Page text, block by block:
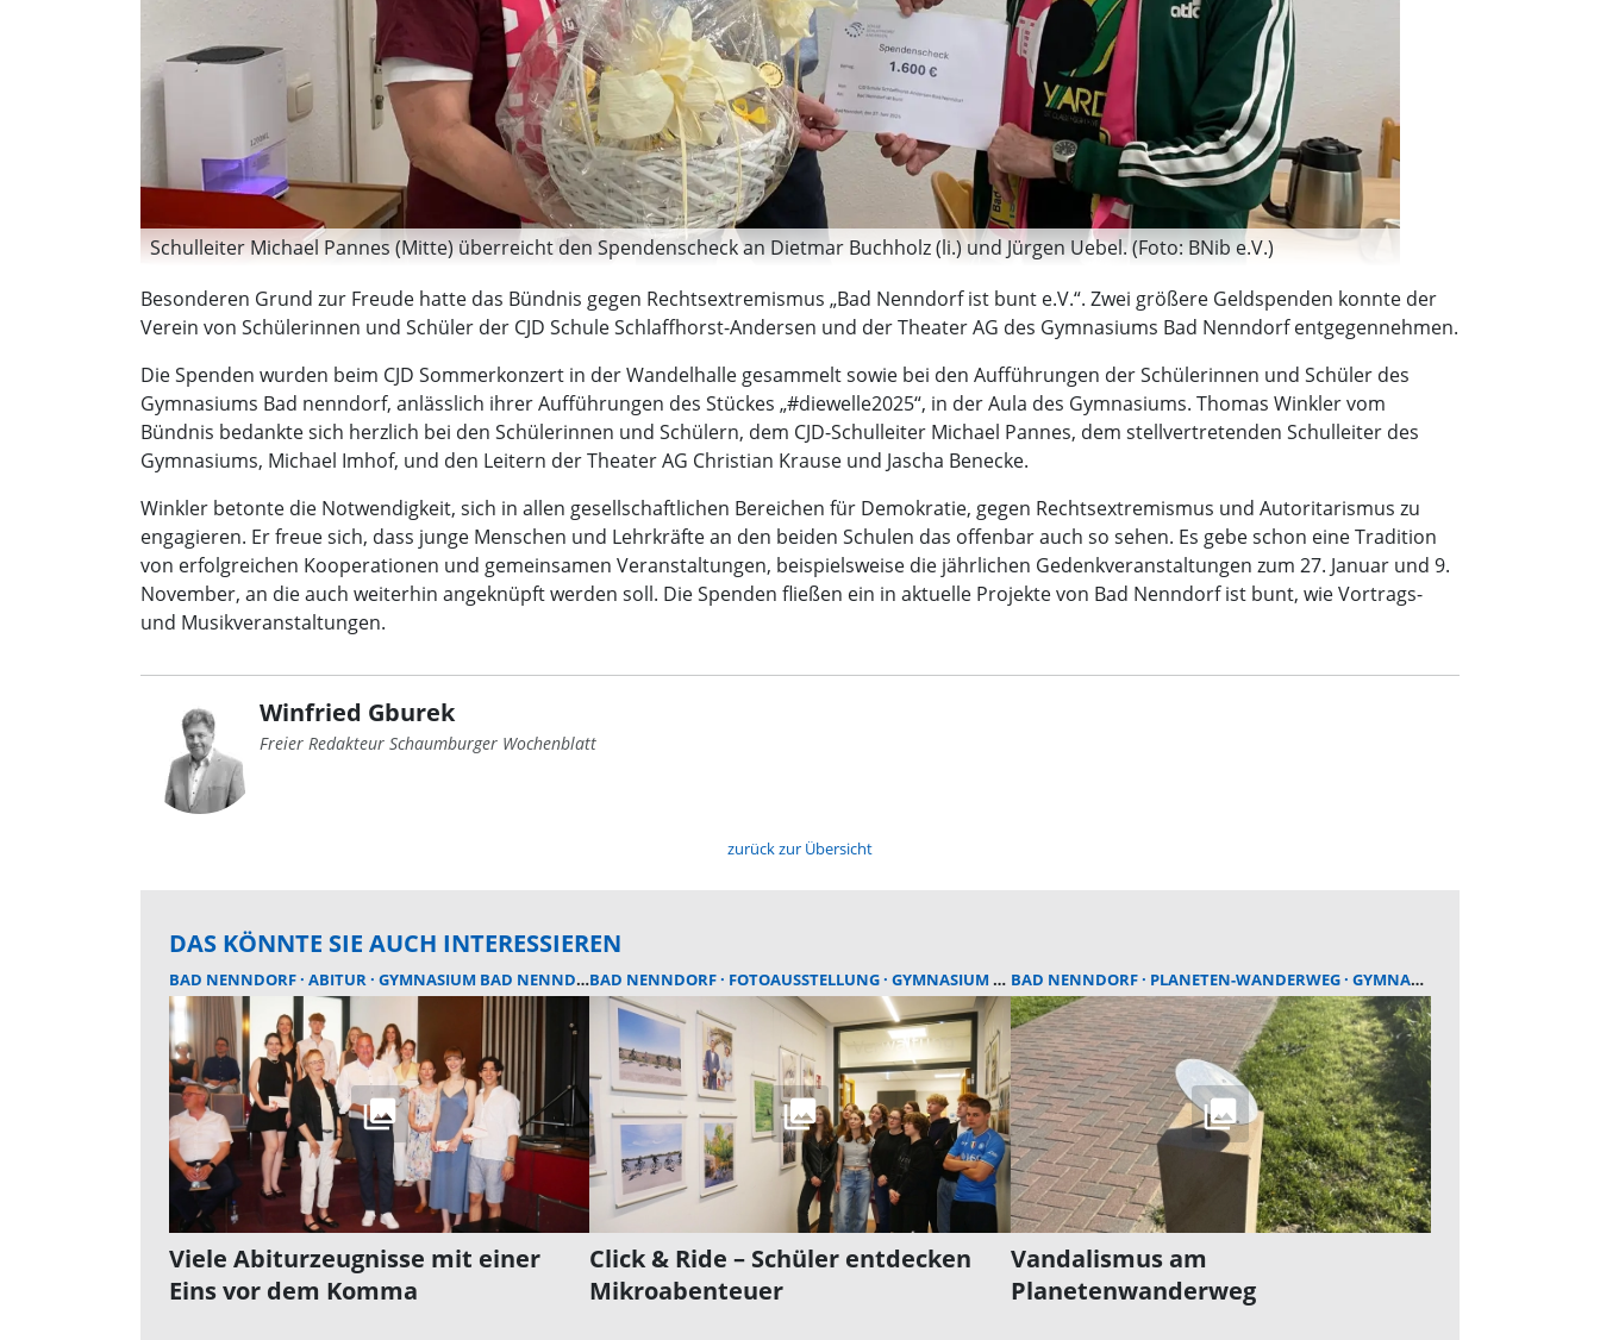
Schulleiter Michael Pannes (Mitte) überreicht den Spendenscheck an Dietmar Buchholz (li.) und Jürgen Uebel. (Foto: BNib e.V.)
Besonderen Grund zur Freude hatte das Bündnis gegen Rechtsextremismus „Bad Nenndorf ist bunt e.V.“. Zwei größere Geldspenden konnte der
Verein von Schülerinnen und Schüler der CJD Schule Schlaffhorst-Andersen und der Theater AG des Gymnasiums Bad Nenndorf entgegennehmen.
Die Spenden wurden beim CJD Sommerkonzert in der Wandelhalle gesammelt sowie bei den Aufführungen der Schülerinnen und Schüler des
Gymnasiums Bad nenndorf, anlässlich ihrer Aufführungen des Stückes „#diewelle2025“, in der Aula des Gymnasiums. Thomas Winkler vom
Bündnis bedankte sich herzlich bei den Schülerinnen und Schülern, dem CJD-Schulleiter Michael Pannes, dem stellvertretenden Schulleiter des
Gymnasiums, Michael Imhof, und den Leitern der Theater AG Christian Krause und Jascha Benecke.
Winkler betonte die Notwendigkeit, sich in allen gesellschaftlichen Bereichen für Demokratie, gegen Rechtsextremismus und Autoritarismus zu
engagieren. Er freue sich, dass junge Menschen und Lehrkräfte an den beiden Schulen das offenbar auch so sehen. Es gebe schon eine Tradition
von erfolgreichen Kooperationen und gemeinsamen Veranstaltungen, beispielsweise die jährlichen Gedenkveranstaltungen zum 27. Januar und 9.
November, an die auch weiterhin angeknüpft werden soll. Die Spenden fließen ein in aktuelle Projekte von Bad Nenndorf ist bunt, wie Vortrags-
und Musikveranstaltungen.
Winfried Gburek
Freier Redakteur Schaumburger Wochenblatt
zurück zur Übersicht
DAS KÖNNTE SIE AUCH INTERESSIEREN
BAD NENNDORF ABITUR GYMNASIUM BAD NENNDORF
Viele Abiturzeugnisse mit einer
Eins vor dem Komma
BAD NENNDORF FOTOAUSSTELLUNG GYMNASIUM BAD NENNDORF
Click & Ride – Schüler entdecken
Mikroabenteuer
BAD NENNDORF PLANETEN-WANDERWEG GYMNASIUM BAD NENNDORF
Vandalismus am
Planetenwanderweg